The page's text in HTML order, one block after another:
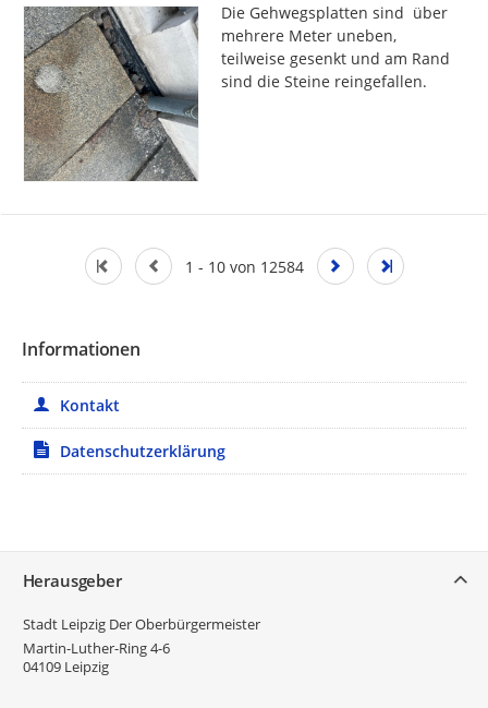
Die Gehwegsplatten sind  über
mehrere Meter uneben,
teilweise gesenkt und am Rand
sind die Steine reingefallen.
1 - 10 von 12584
Informationen
Kontakt
Datenschutzerklärung
Herausgeber
Stadt Leipzig Der Oberbürgermeister
Martin-Luther-Ring 4-6
04109 Leipzig